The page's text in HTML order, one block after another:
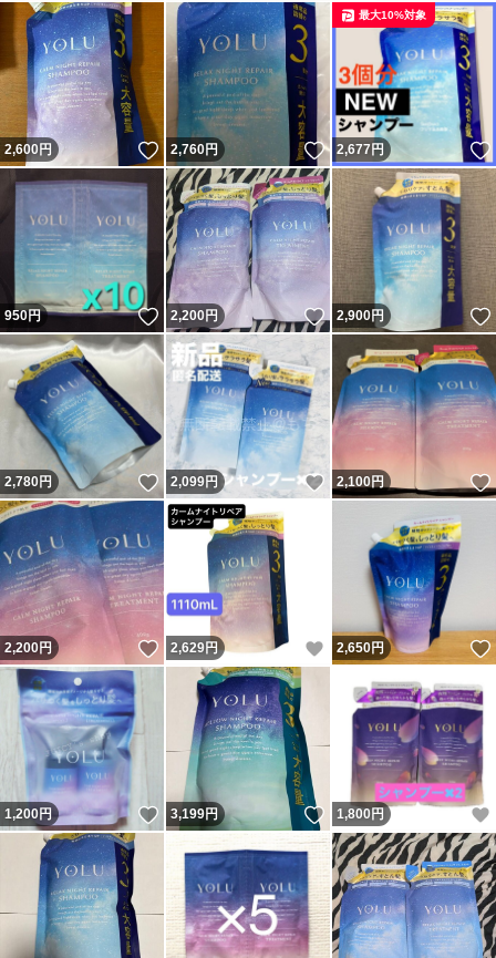
2,600 円 いいね！
2,760円 いいね！
2,677円
最大10%対象
950円 いいね！
2,200円 いいね！
2,900円
2,780円 いいね！
2,099円 いいね！
2,100円
2,200円 いいね！
2,629円 いいね！
2,650円
1,200円 いいね！
3,199円 いいね！
1,800円